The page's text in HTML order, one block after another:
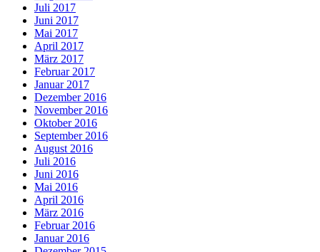
Juli 2017
Juni 2017
Mai 2017
April 2017
März 2017
Februar 2017
Januar 2017
Dezember 2016
November 2016
Oktober 2016
September 2016
August 2016
Juli 2016
Juni 2016
Mai 2016
April 2016
März 2016
Februar 2016
Januar 2016